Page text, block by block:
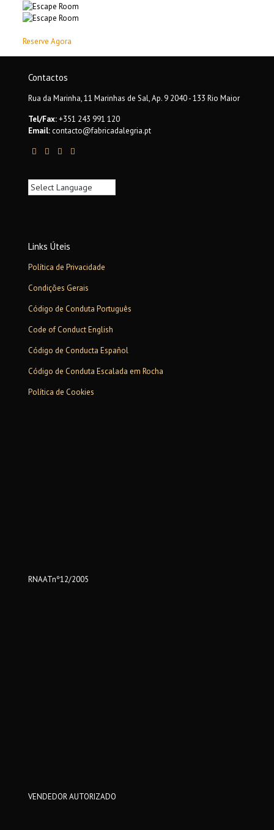
Reserve Agora
Contactos
Rua da Marinha, 11 Marinhas de Sal, Ap. 9 2040 - 133 Rio Maior
Tel/Fax:+351 243 991 120
Email:contacto@fabricadalegria.pt
Links Úteis
Política de Privacidade
Condições Gerais
Código de Conduta Português
Code of Conduct English
Código de Conducta Español
Código de Conduta Escalada em Rocha
Política de Cookies
RNAATnº12/2005
VENDEDOR AUTORIZADO